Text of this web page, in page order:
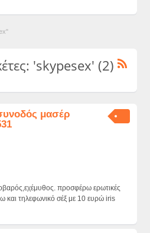
'skypesex' (2)
μασέρ
προσφέρω ερωτικές
και τηλεφωνικό σέξ με 10 ευρώ iris